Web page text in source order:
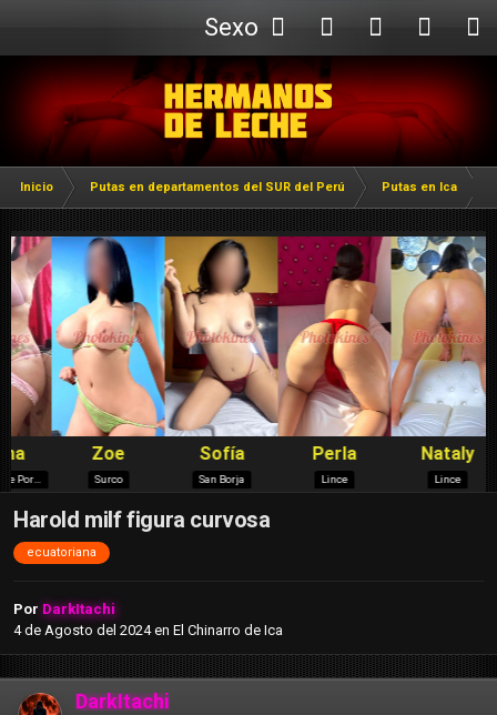
Sexo
Webcam
Inicio Putas en departamentos del SUR del Perú Putas en Ica
Harold milf figura curvosa
ecuatoriana
Por DarkItachi
4 de Agosto del 2024en El Chinarro de Ica
DarkItachi